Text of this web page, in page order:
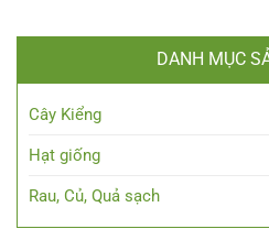
DANH MỤC
Cây Kiểng
Hạt giống
Rau, Củ, Quả sạch